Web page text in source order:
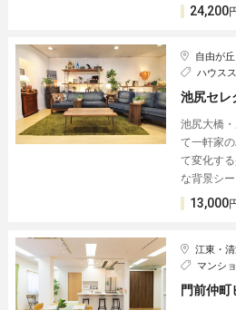
24,200
自由が
ハウス
池尻セレ
池尻大橋
て一軒家
て変化す
な背景シー
13,000
江東・
マンシ
門前仲